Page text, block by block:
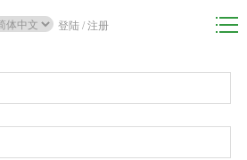
登陆 / 注册